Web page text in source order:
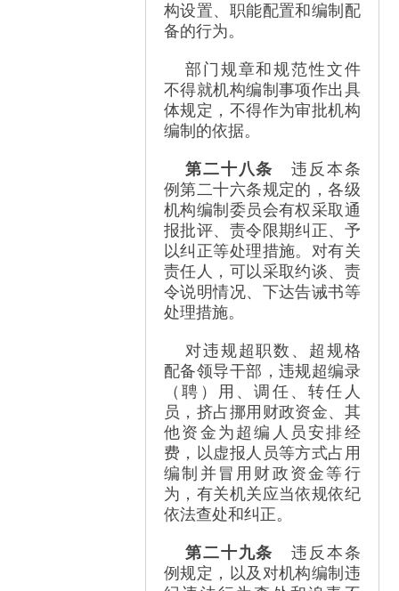
构设置、职能配置和编制配
备的行为。
部门规章和规范性文件
不得就机构编制事项作出具
体规定，不得作为审批机构
编制的依据。
第二十八条
违反本条
例第二十六条规定的，各级
机构编制委员会有权采取通
报批评、责令限期纠正、予
以纠正等处理措施。对有关
责任人，可以采取约谈、责
令说明情况、下达告诫书等
处理措施。
对违规超职数、超规格
配备领导干部，违规超编录
（聘）用、调任、转任人
员，挤占挪用财政资金、其
他资金为超编人员安排经
费，以虚报人员等方式占用
编制并冒用财政资金等行
为，有关机关应当依规依纪
依法查处和纠正。
第二十九条违反本条
例规定，以及对机构编制违